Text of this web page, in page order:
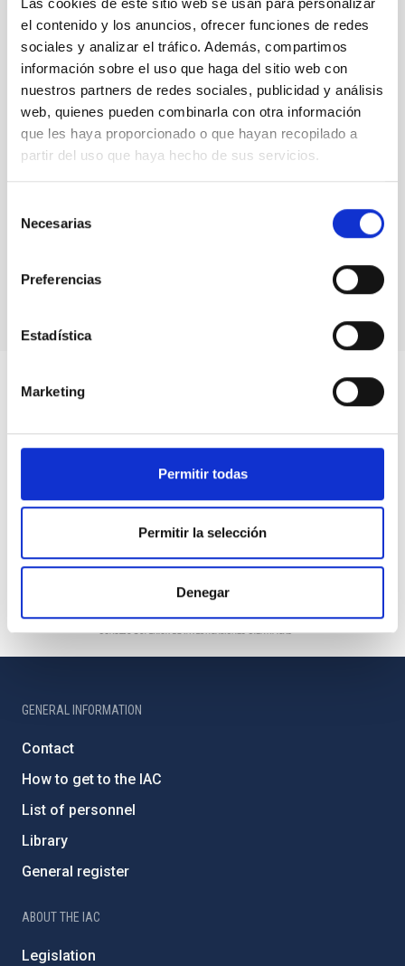
Las cookies de este sitio web se usan para personalizar
el contenido y los anuncios, ofrecer funciones de redes
sociales y analizar el tráfico. Además, compartimos
información sobre el uso que haga del sitio web con
nuestros partners de redes sociales, publicidad y análisis
web, quienes pueden combinarla con otra información
que les haya proporcionado o que hayan recopilado a
partir del uso que haya hecho de sus servicios.
Necesarias
Preferencias
Estadística
Marketing
Permitir todas
Permitir la selección
Denegar
The adaptive optics system using an "artificial guide
star"
Simulating with dummies the weight of the mirrors
GENERAL INFORMATION
Contact
How to get to the IAC
List of personnel
Library
General register
ABOUT THE IAC
Legislation